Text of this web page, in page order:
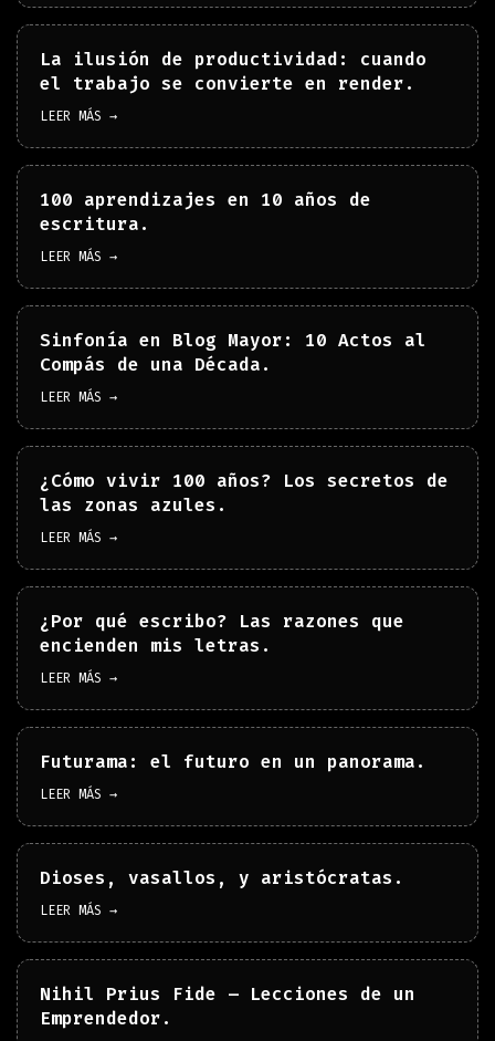
La ilusión de productividad: cuando
el trabajo se convierte en render.
LEER MÁS →
100 aprendizajes en 10 años de
escritura.
LEER MÁS →
Sinfonía en Blog Mayor: 10 Actos al
Compás de una Década.
LEER MÁS →
¿Cómo vivir 100 años? Los secretos de
las zonas azules.
LEER MÁS →
¿Por qué escribo? Las razones que
encienden mis letras.
LEER MÁS →
Futurama: el futuro en un panorama.
LEER MÁS →
Dioses, vasallos, y aristócratas.
LEER MÁS →
Nihil Prius Fide – Lecciones de un
Emprendedor.